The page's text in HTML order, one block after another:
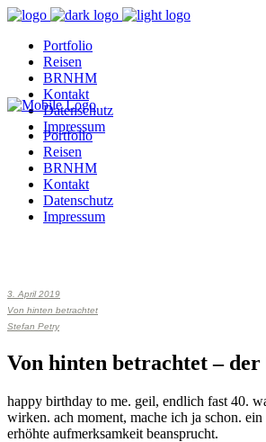
Portfolio
Reisen
BRNHM
Kontakt
Datenschutz
Impressum
Portfolio
Reisen
BRNHM
Kontakt
Datenschutz
Impressum
3. April 2019
Von hinten betrachtet
Stefan Petry
Von hinten betrachtet –
happy birthday to me. geil, endlich fast 40.
wirken. ach moment, mache ich ja schon.
erhöhte aufmerksamkeit beansprucht.